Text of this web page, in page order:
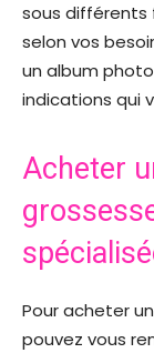
sous différents
selon vos
un album
indications qui
Acheter
Pour acheter un
pouvez vous